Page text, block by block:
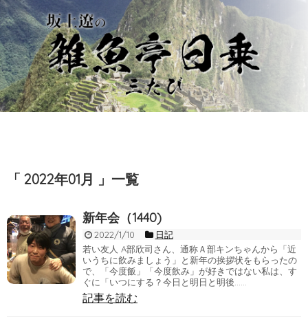
「 2022年01月 」一覧
新年会（1440)
2022/1/10
日記
若い友人 A部欣司さん、通称Ａ部キンちゃんから「近
いうちに飲みましょう」と新年の挨拶状をもらったの
で、「今度飯」「今度飲み」が好きではない私は、す
ぐに「いつにする？今日と明日と明後……
記事を読む